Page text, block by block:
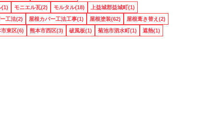
(1) モニエル瓦(2) モルタル(18)
上益城郡益城町(1)
工法(2) 屋根カバー工法工事(1) 屋根塗装(62)
屋根葺き替え(2)
東区(6) 熊本市西区(3) 破風板(1) 菊池市泗水町(1)
遮熱(1)